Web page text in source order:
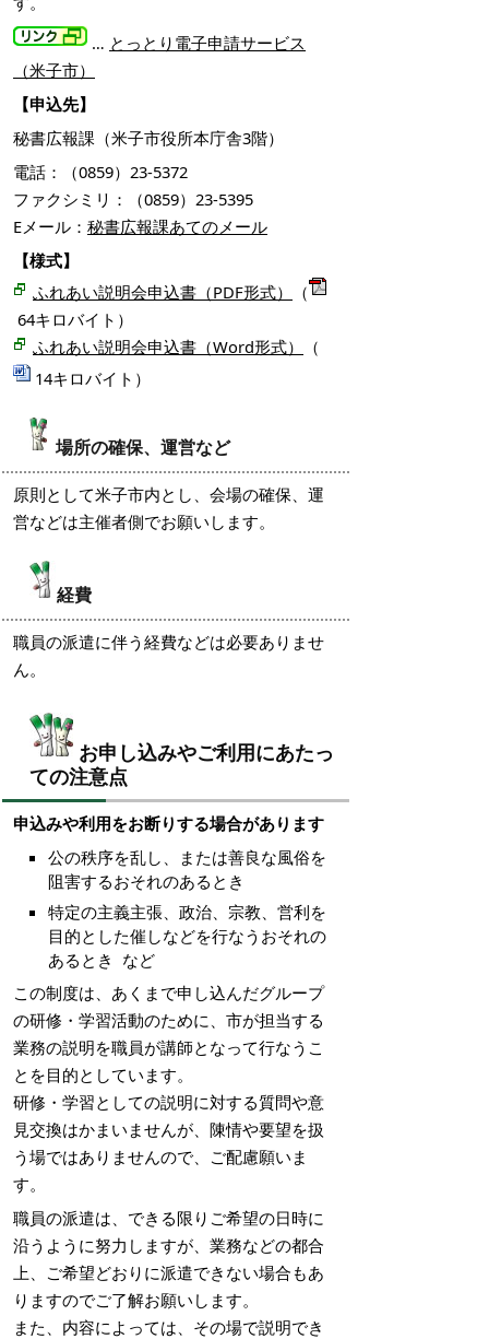
… とっとり電子申請サービス
（米子市）
【申込先】
秘書広報課（米子市役所本庁舎3階）
電話：（0859）23-5372
ファクシミリ：（0859）23-5395
Eメール： 秘書広報課あてのメール
【様式】
ふれあい説明会申込書（PDF形式）
（
64キロバイト）
ふれあい説明会申込書（Word形式）
（
14キロバイト）
場所の確保、運営など
原則として米子市内とし、会場の確保、運
営などは主催者側でお願いします。
経費
職員の派遣に伴う経費などは必要ありませ
ん。
お申し込みやご利用にあたっ
ての注意点
申込みや利用をお断りする場合があります
公の秩序を乱し、または善良な風俗を
阻害するおそれのあるとき
特定の主義主張、政治、宗教、営利を
目的とした催しなどを行なうおそれの
あるとき など
この制度は、あくまで申し込んだグループ
の研修・学習活動のために、市が担当する
業務の説明を職員が講師となって行なうこ
とを目的としています。
研修・学習としての説明に対する質問や意
見交換はかまいませんが、陳情や要望を扱
う場ではありませんので、ご配慮願いま
す。
職員の派遣は、できる限りご希望の日時に
沿うように努力しますが、業務などの都合
上、ご希望どおりに派遣できない場合もあ
りますのでご了解お願いします。
また、内容によっては、その場で説明でき